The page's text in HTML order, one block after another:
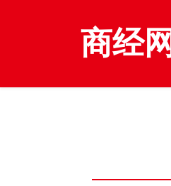
商经网